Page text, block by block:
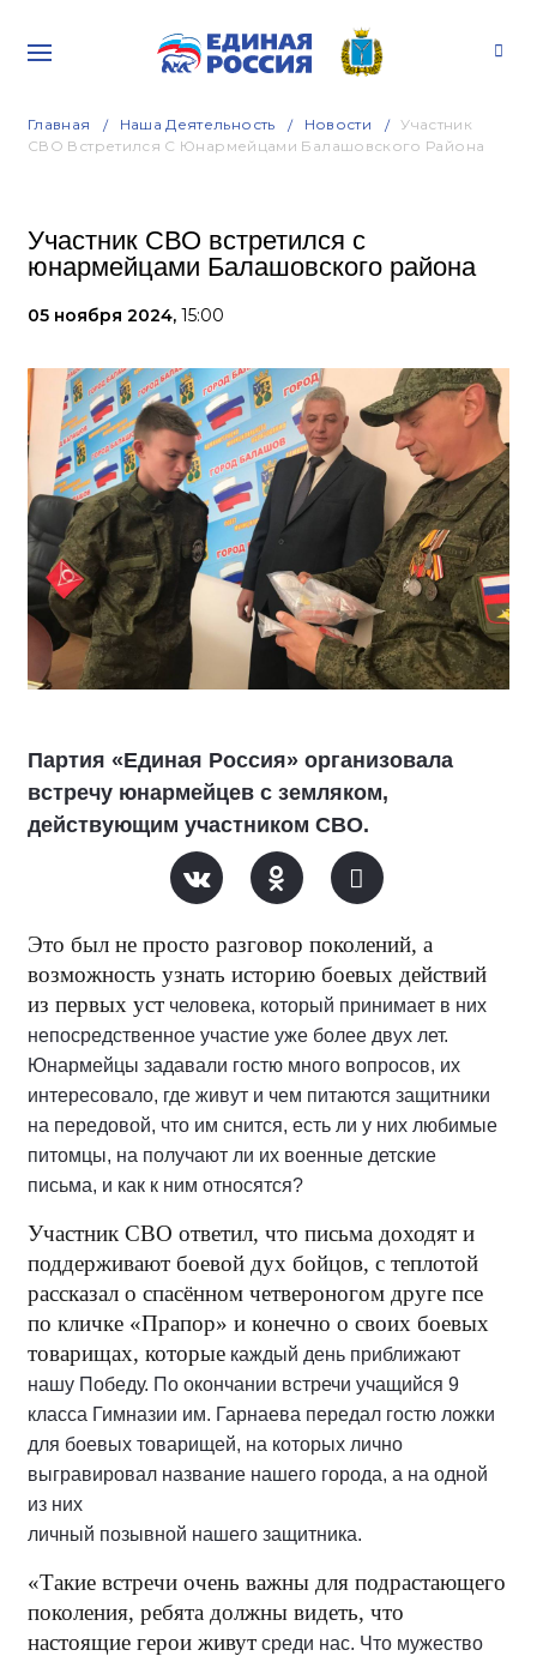
Главная Наша Деятельность Новости
Участник
СВО Встретился С Юнармейцами Балашовского Района
Участник СВО встретился с
юнармейцами Балашовского района
05 ноября 2024, 15:00
Партия «Единая Россия» организовала
встречу юнармейцев с земляком,
действующим участником СВО.
Это был не просто разговор поколений, а
возможность узнать историю боевых действий
из первых уст человека, который принимает в них
непосредственное участие уже более двух лет.
Юнармейцы задавали гостю много вопросов, их
интересовало, где живут и чем питаются защитники
на передовой, что им снится, есть ли у них любимые
питомцы, на получают ли их военные детские
письма, и как к ним относятся?
Участник СВО ответил, что письма доходят и
поддерживают боевой дух бойцов, с теплотой
рассказал о спасённом четвероногом друге псе
по кличке «Прапор» и конечно о своих боевых
товарищах, которые каждый день приближают
нашу Победу. По окончании встречи учащийся 9
класса Гимназии им. Гарнаева передал гостю ложки
для боевых товарищей, на которых лично
выгравировал название нашего города, а на одной
из них
личный позывной нашего защитника.
«Такие встречи очень важны для подрастающего
поколения, ребята должны видеть, что
настоящие герои живут среди нас. Что мужество